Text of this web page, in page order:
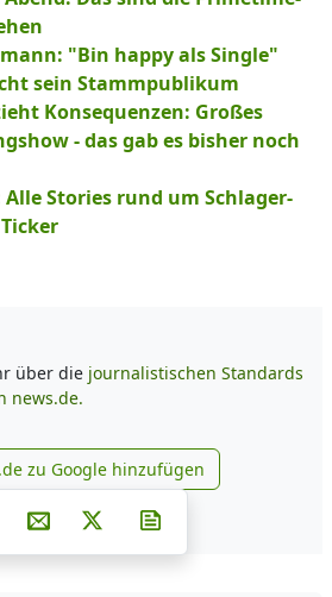
"Bin happy als Single"
sein Stammpublikum
Konsequenzen: Großes
- das gab es bisher noch
Alle Stories rund um Schlager-
über die journalistischen Standards
news.de.
news.de zu Google
zu Google hinzufügen
Teilen auf Facebook
Teilen auf Whatsapp
Teilen auf Telegram
auf Pinterest
Per E-Mail teilen
Post auf X